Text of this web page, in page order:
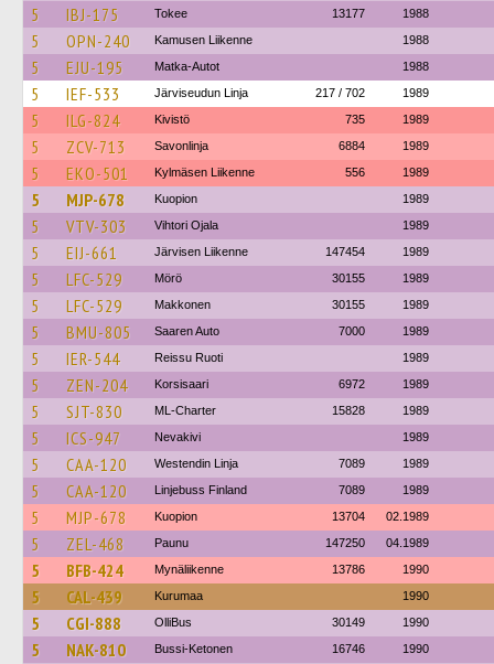
5 IBJ-175 Tokee 13177 1988
5 OPN-240 Kamusen Liikenne 1988
5 EJU-195 Matka-Autot 1988
5 IEF-533 Järviseudun Linja 217 / 702 1989
5 ILG-824 Kivistö 735 1989
5 ZCV-713 Savonlinja 6884 1989
5 EKO-501 Kylmäsen Liikenne 556 1989
5 MJP-678 Kuopion 1989
5 VTV-303 Vihtori Ojala 1989
5 EIJ-661 Järvisen Liikenne 147454 1989
5 LFC-529 Mörö 30155 1989
5 LFC-529 Makkonen 30155 1989
5 BMU-805 Saaren Auto 7000 1989
5 IER-544 Reissu Ruoti 1989
5 ZEN-204 Korsisaari 6972 1989
5 SJT-830 ML-Charter 15828 1989
5 ICS-947 Nevakivi 1989
5 CAA-120 Westendin Linja 7089 1989
5 CAA-120 Linjebuss Finland 7089 1989
5 MJP-678 Kuopion 13704 02.1989
5 ZEL-468 Paunu 147250 04.1989
5 BFB-424 Mynäliikenne 13786 1990
5 CAL-439 Kurumaa 1990
5 CGI-888 OlliBus 30149 1990
5 NAK-810 Bussi-Ketonen 16746 1990